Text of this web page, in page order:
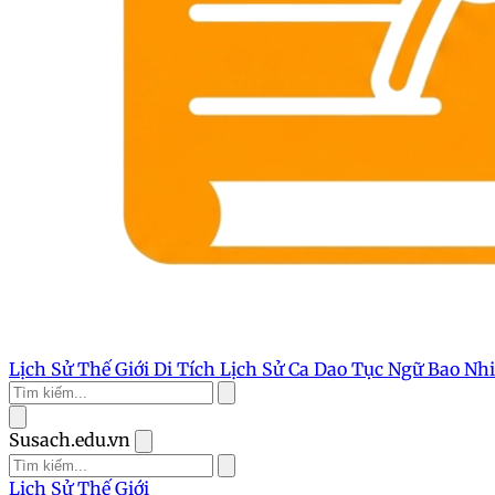
Lịch Sử Thế Giới Di Tích Lịch SửCa Dao Tục NgữBao
Susach.edu.vn
Lịch Sử Thế Giới